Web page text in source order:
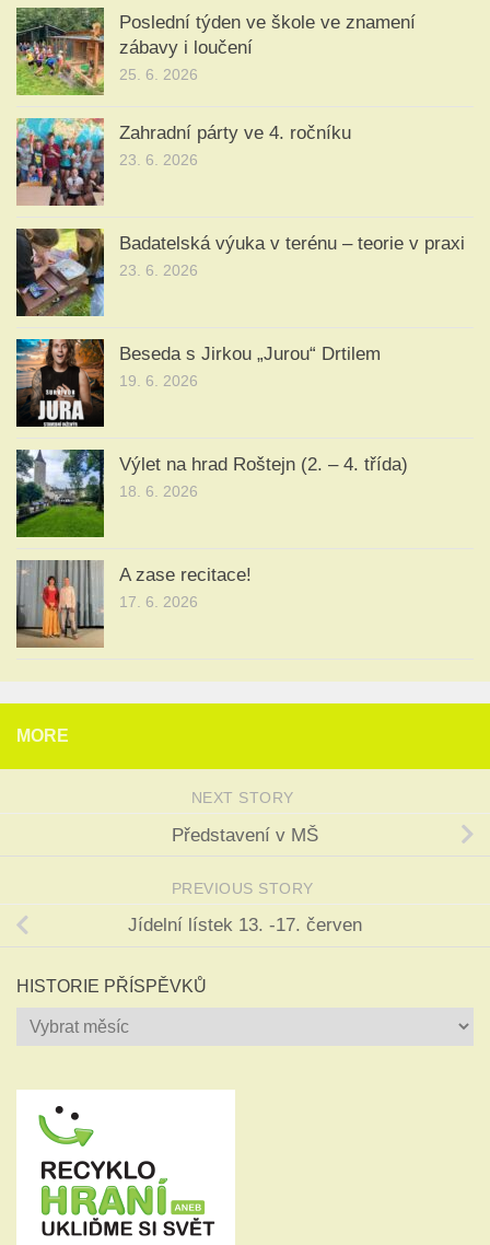
Poslední týden ve škole ve znamení
zábavy i loučení
25. 6. 2026
Zahradní párty ve 4. ročníku
23. 6. 2026
Badatelská výuka v terénu – teorie v praxi
23. 6. 2026
Beseda s Jirkou „Jurou“ Drtilem
19. 6. 2026
Výlet na hrad Roštejn (2. – 4. třída)
18. 6. 2026
A zase recitace!
17. 6. 2026
MORE
NEXT STORY
Představení v MŠ
PREVIOUS STORY
Jídelní lístek 13. -17. červen
HISTORIE PŘÍSPĚVKŮ
Historie